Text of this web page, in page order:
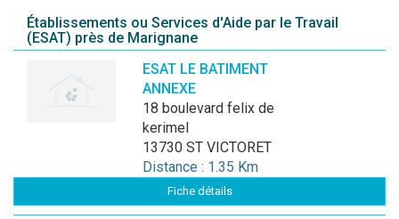
Établissements ou Services d'Aide par le Travail
(ESAT) près de Marignane
ESAT LE BATIMENT
ANNEXE
18 boulevard felix de
kerimel
13730 ST VICTORET
Distance : 1.35 Km
Fiche détails